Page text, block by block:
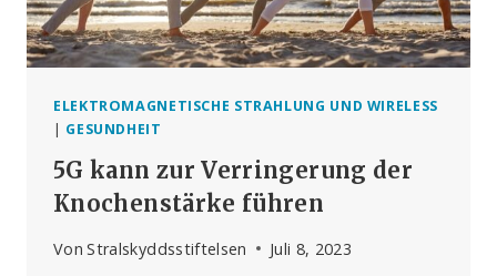
ELEKTROMAGNETISCHE STRAHLUNG UND WIRELESS
| GESUNDHEIT
5G kann zur Verringerung der
Knochenstärke führen
Von Stralskyddsstiftelsen Juli 8, 2023